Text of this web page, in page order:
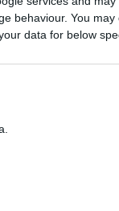
behaviour. You
data for below